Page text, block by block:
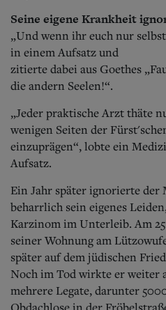
Seine eigene Krankheit
„Und wenn ihr euch nur
in einem Aufsatz und
zitierte dabei aus Goethes
die andern Seelen!“.
„Jeder praktische Arzt thäte
wenigen Seiten der
einzuprägen“, lobte ein
Aufsatz.
Ein Jahr später ignorierte der
beharrlich sein eigenes
Karzinom im Unterleib. Am
seiner Wohnung am
später auf dem jüdischen
Noch im Tod wirkte er weiter
mehrere Legate, darunter